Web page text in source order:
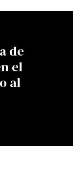
de
el
al